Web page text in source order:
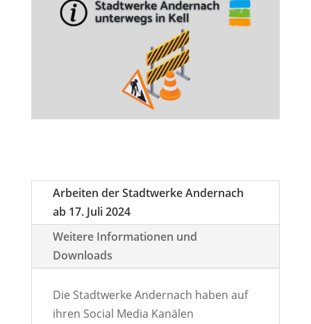
Arbeiten der Stadtwerke Andernach
ab 17. Juli 2024
Weitere Informationen und
Downloads
Die Stadtwerke Andernach haben auf
ihren Social Media Kanälen